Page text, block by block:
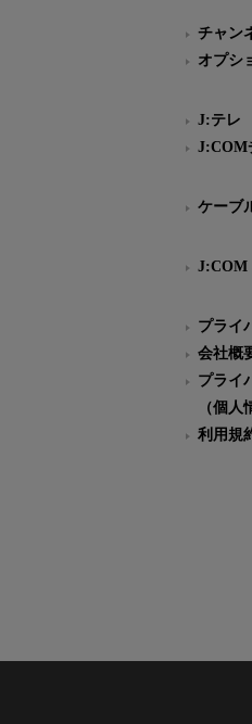
チャン
オプシ
J:テレ
J:COM
ケーブ
J:COM
プライ
会社概
プライ
（個人
利用規